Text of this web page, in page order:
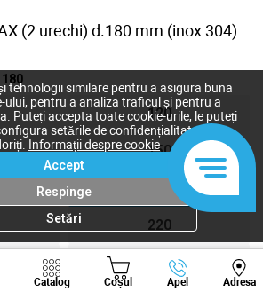
(2 urechi) d.180 mm (inox 304)
180
120
150
180
220
240
Catalog Coșul Apel Adresa
Viber Whatsapp
tehnologii similare pentru a asigura buna
ului, pentru a analiza traficul și pentru a
Puteți accepta toate cookie-urile, le puteți
setările de confidențialitate după
Informații despre cookie
Accept
Respinge
Setări